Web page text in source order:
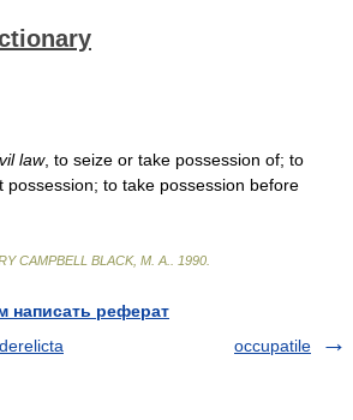
law, to seize or take possession of; to
possession; to take possession before
CAMPBELL BLACK, M. A. 1990
написать реферат
occupatile